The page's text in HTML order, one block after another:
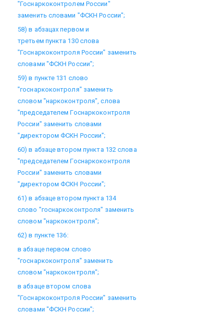
"Госнаркоконтролем России"
заменить словами "ФСКН России";
58) в абзацах первом и
третьем пункта 130 слова
"Госнаркоконтроля России" заменить
словами "ФСКН России";
59) в пункте 131 слово
"госнаркоконтроля" заменить
словом "наркоконтроля", слова
"председателем Госнаркоконтроля
России" заменить словами
"директором ФСКН России";
60) в абзаце втором пункта 132 слова
"председателем Госнаркоконтроля
России" заменить словами
"директором ФСКН России";
61) в абзаце втором пункта 134
слово "госнаркоконтроля" заменить
словом "наркоконтроля";
62) в пункте 136:
в абзаце первом слово
"госнаркоконтроля" заменить
словом "наркоконтроля";
в абзаце втором слова
"Госнаркоконтроля России" заменить
словами "ФСКН России";